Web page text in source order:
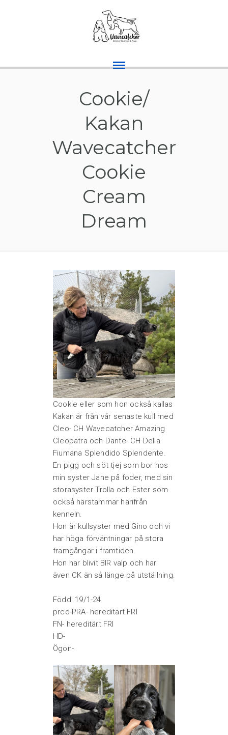
Cookie/
Kakan
Wavecatcher
Cookie
Cream
Dream
Cookie eller som hon också kallas
Kakan är från vår senaste kull med
Cleo- CH Wavecatcher Amazing
Cleopatra och Dante- CH Della
Fiumana Splendido Splendente.
En pigg och söt tjej som bor hos
min syster Jane på foder, med sin
storasyster Trolla och Ester som
också härstammar härifrån
kenneln.
Hon är kullsyster med Gino och vi
har höga förväntningar på stora
framgångar i framtiden.
Hon har blivit BIR valp och har
även CK än så länge på utställning.
Född: 19/1-24
prcd-PRA- hereditärt FRI
FN- hereditärt FRI
HD-
Ögon-